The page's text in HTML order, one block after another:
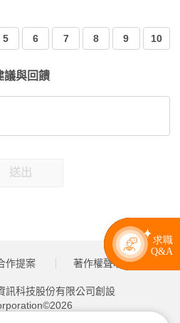
5 6 7 8 9 10
議與回饋
送出
減稅大禮包 來了